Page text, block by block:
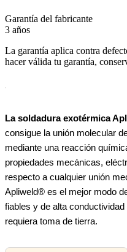
Garantía del fabricante
3 años
La garantía aplica contra
hacer válida tu garantía,
La soldadura exotérmica
consigue la unión molecular
mediante una reacción
propiedades mecánicas,
respecto a cualquier unión
Apliweld® es el mejor modo
fiables y de alta
requiera toma de tierra.